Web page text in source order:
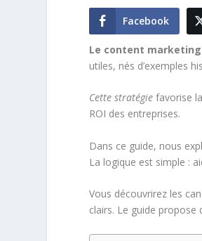
Facebook
Le content marketing
utiles, nés d’exemples
Cette stratégie favorise
ROI des entreprises.
Dans ce guide, nous
La logique est simple :
Vous découvrirez les
clairs. Le guide propose